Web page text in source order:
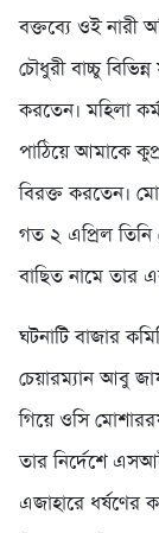
বক্তব্যে ওই নারী
চৌধুরী বাচ্চু
করতেন। মহিলা
পাঠিয়ে আমাকে
বিরক্ত করতেন।
গত ২ এপ্রিল
বাছিত নামে তার
ঘটনাটি বাজার
চেয়ারম্যান আবু
গিয়ে ওসি
তার নির্দেশে
এজাহারে ধর্ষণের